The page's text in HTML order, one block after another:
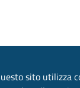
sito utilizza